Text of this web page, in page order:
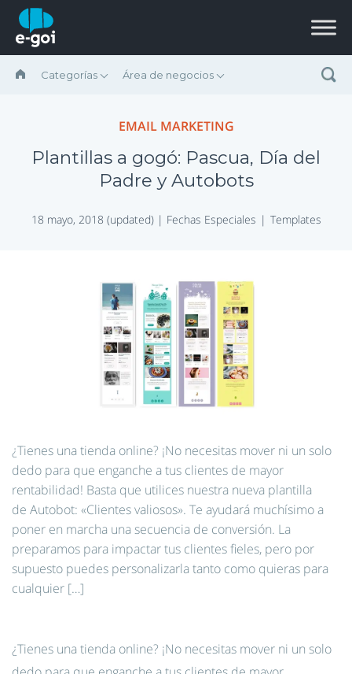
Saltar al contenido
Categorías Área de negocios
EMAIL MARKETING
Plantillas a gogó: Pascua, Día del
Padre y Autobots
18 mayo, 2018 (updated) | Fechas Especiales Templates
¿Tienes una tienda online? ¡No necesitas mover ni un solo
dedo para que enganche a tus clientes de mayor
rentabilidad! Basta que utilices nuestra nueva plantilla
de Autobot: «Clientes valiosos». Te ayudará muchísimo a
poner en marcha una secuencia de conversión. La
preparamos para impactar tus clientes fieles, pero por
supuesto puedes personalizarla tanto como quieras para
cualquier […]
¿Tienes una tienda online? ¡No necesitas mover ni un solo